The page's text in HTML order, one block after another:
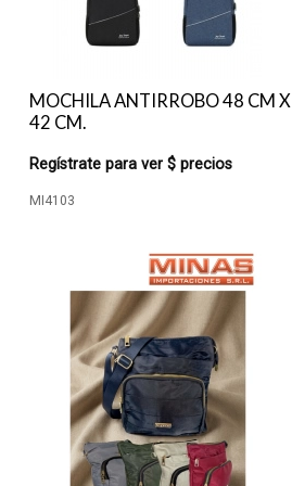
MOCHILA ANTIRROBO 48 CM X
42 CM.
Regístrate para ver $ precios
MI4103